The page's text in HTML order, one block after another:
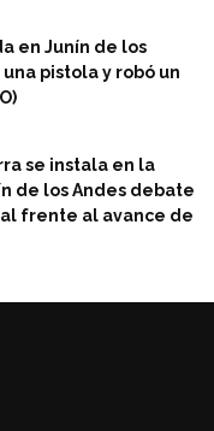
en Junín de los
pistola y robó un
se instala en la
de los Andes debate
frente al avance de